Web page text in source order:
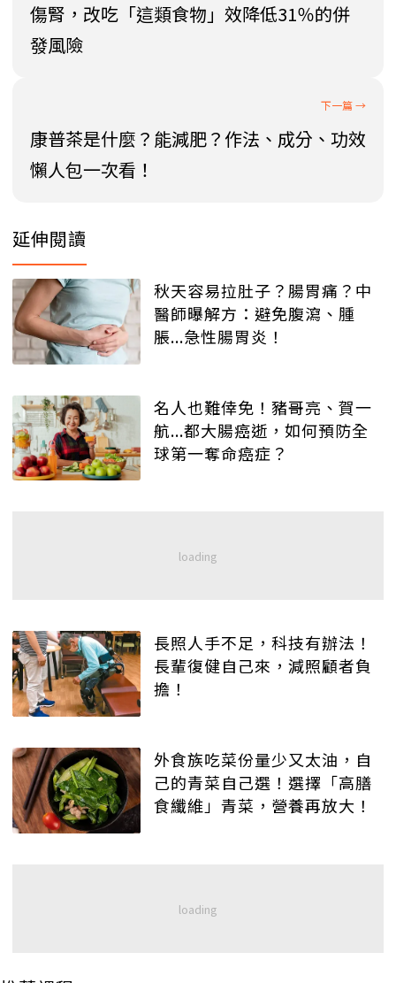
傷腎，改吃「這類食物」效降低31％的併
發風險
康普茶是什麼？能減肥？作法、成分、功效
懶人包一次看！
延伸閱讀
秋天容易拉肚子？腸胃痛？中
醫師曝解方：避免腹瀉、腫
脹...急性腸胃炎！
名人也難倖免！豬哥亮、賀一
航...都大腸癌逝，如何預防全
球第一奪命癌症？
長照人手不足，科技有辦法！
長輩復健自己來，減照顧者負
擔！
外食族吃菜份量少又太油，自
己的青菜自己選！選擇「高膳
食纖維」青菜，營養再放大！